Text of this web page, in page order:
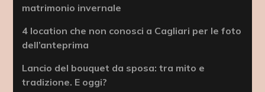
matrimonio invernale
4 location che non conosci a Cagliari per le foto
dell’anteprima
Lancio del bouquet da sposa: tra mito e
tradizione. E oggi?